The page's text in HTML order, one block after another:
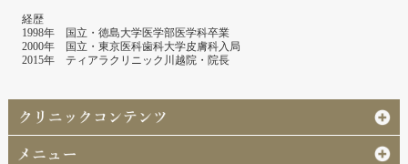
経歴
1998年 国立・徳島大学医学部医学科卒業
2000年 国立・東京医科歯科大学皮膚科入局
2015年 ティアラクリニック川越院・院長